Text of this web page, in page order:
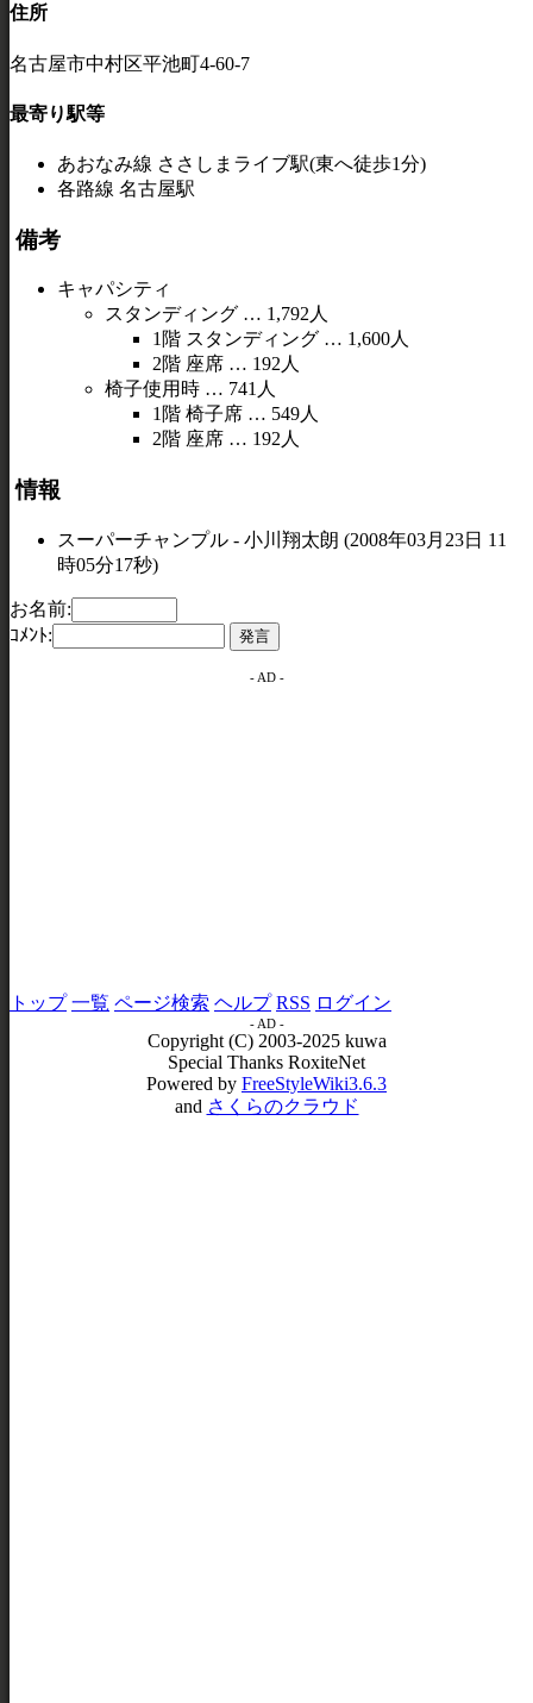
住所
名古屋市中村区平池町4-60-7
最寄り駅等
あおなみ線 ささしまライブ駅(東へ徒歩1分)
各路線 名古屋駅
備考
キャパシティ
スタンディング … 1,792人
1階 スタンディング … 1,600人
2階 座席 … 192人
椅子使用時 … 741人
1階 椅子席 … 549人
2階 座席 … 192人
情報
スーパーチャンプル - 小川翔太朗 (2008年03月23日 11
時05分17秒)
お名前:
ｺﾒﾝﾄ:
- AD -
トップ 一覧 ページ検索 ヘルプ RSS ログイン
- AD -
Copyright (C) 2003-2025 kuwa
Special Thanks RoxiteNet
Powered by FreeStyleWiki3.6.3
and さくらのクラウド